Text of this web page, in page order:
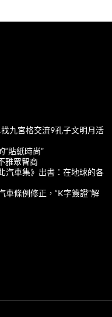
九宮格交流9孔子文明月活
“貼紙時尚”
雅眾智商
汽車集》出書：在地球的各
車條例修正，“K字簽證”解